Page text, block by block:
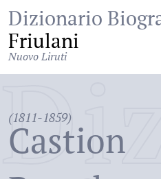
Dizionario
Friulani
Nuovo Liruti
(1811-1859)
Castion